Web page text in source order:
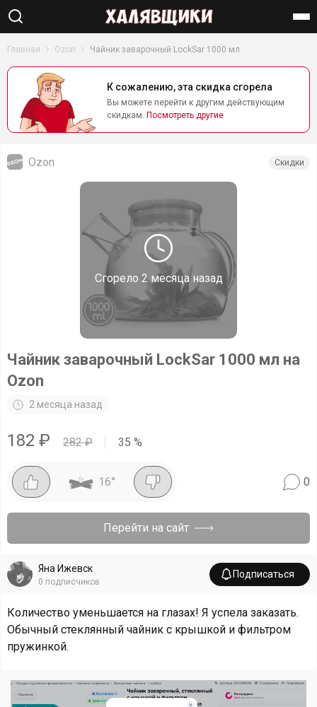
Главная Ozon Чайник заварочный LockSar 1000 мл
К сожалению, эта скидка сгорела
Вы можете перейти к другим действующим
скидкам. Посмотреть другие
Сгорело 2 месяца назад
Ozon Скидки
Чайник заварочный LockSar 1000 мл на
Ozon
2 месяца назад
182 ₽ 282₽ 35 %
16° 0
Перейти на сайт
Яна Ижевск
0 подписчиков
Подписаться
Количество уменьшается на глазах! Я успела заказать.
Обычный стеклянный чайник с крышкой и фильтром
пружинкой.